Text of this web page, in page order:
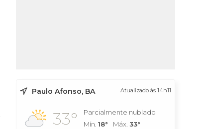
Paulo Afonso, BA Atualizado às 14h11
33°
Parcialmente nublado
Mín. 18° Máx. 33°